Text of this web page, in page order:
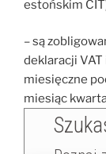
estońskim
– są
deklaracji VAT
miesięczne
miesiąc